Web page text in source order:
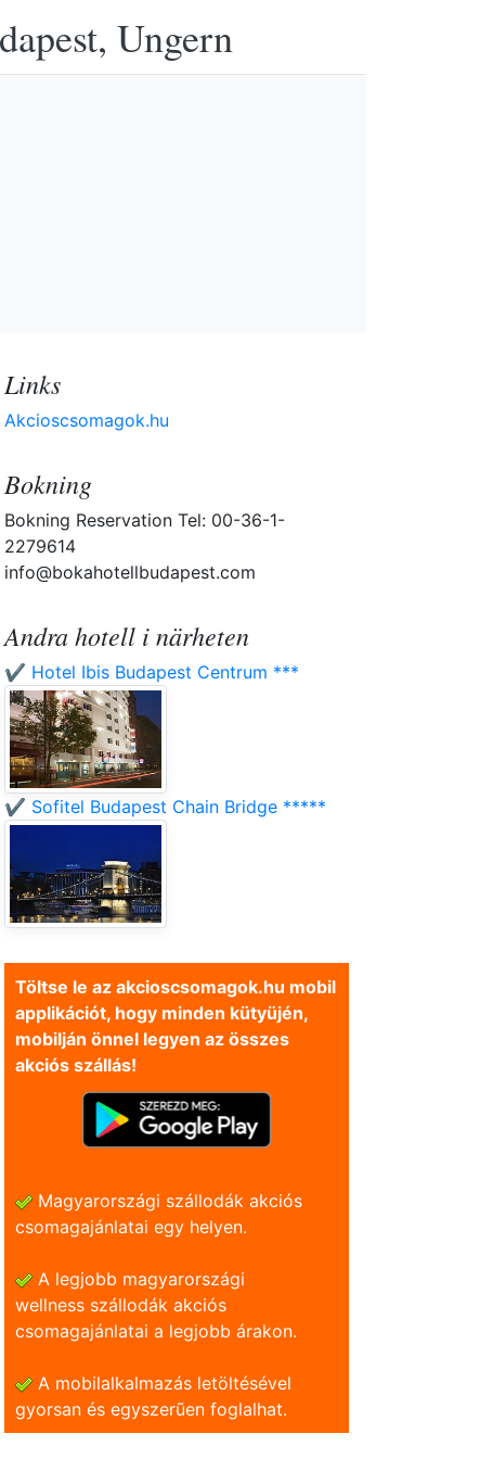
Ungern
Links
Akcioscsomagok.hu
Bokning
Bokning Reservation Tel: 00-36-1-
2279614
info@bokahotellbudapest.com
Andra hotell i närheten
✔️ Hotel Ibis Budapest Centrum ***
✔️ Sofitel Budapest Chain Bridge *****
Töltse le az akcioscsomagok.hu mobil
applikációt, hogy minden kütyüjén,
mobilján önnel legyen az összes
akciós szállás!
Magyarországi szállodák akciós
csomagajánlatai egy helyen.
A legjobb magyarországi
wellness szállodák akciós
csomagajánlatai a legjobb árakon.
A mobilalkalmazás letöltésével
gyorsan és egyszerũen foglalhat.